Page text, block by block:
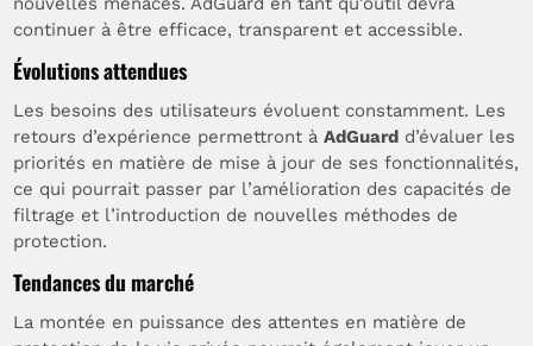
continuer à être efficace, transparent et accessible.
Évolutions attendues
Les besoins des utilisateurs évoluent constamment. Les
retours d’expérience permettront àAdGuard d’évaluer les
priorités en matière de mise à jour de ses fonctionnalités,
ce qui pourrait passer par l’amélioration des capacités de
filtrage et l’introduction de nouvelles méthodes de
protection.
Tendances du marché
La montée en puissance des attentes en matière de